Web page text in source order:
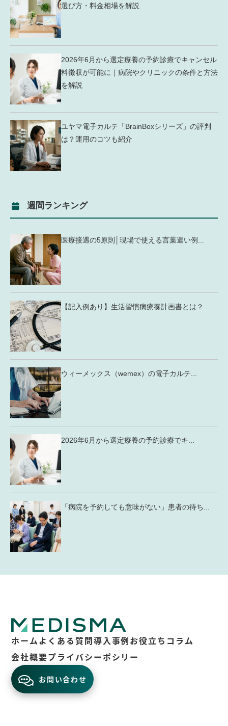
選び方・料金相場を解説
2026年6月から選定療養の予約診療でキャンセル
料徴収が可能に｜病院やクリニックの条件と方法
を解説
ユヤマ電子カルテ「BrainBoxシリーズ」の評判
は？運用のコツも紹介
週間ランキング
医療接遇の5原則│現場で使える言葉遣い例...
【記入例あり】生活習慣病療養計画書とは？...
ウィーメックス（wemex）の電子カルテ...
2026年6月から選定療養の予約診療でキ...
「病院を予約しても意味がない」患者の待ち...
ホームよくある質問導入事例お役立ちコラム
会社概要プライバシーポシリー
お問い合わせ